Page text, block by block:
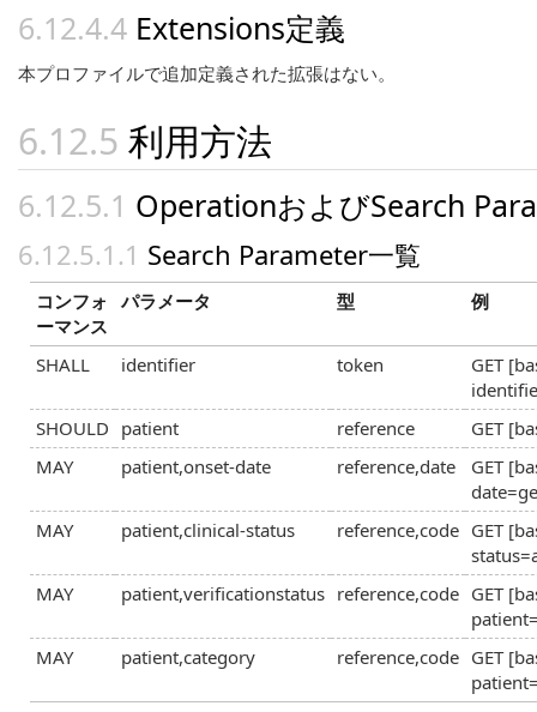
Extensions定義
本プロファイルで追加定義された拡張はない。
利用方法
OperationおよびSearch
Search Parameter一覧
コンフォ
ーマンス
パラメータ 型 例
SHALL identifier token
GET
SHOULD patient reference
GET
MAY
patient,onset-date reference,date
GET
MAY
patient,clinical-status reference,code GET
MAY
patient,verificationstatus reference,code GET
MAY
patient,category reference,code GET